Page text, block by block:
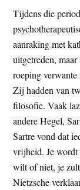
Tijdens die
aanraking met
uitgetreden,
roeping
Zij hadden van
filosofie. Vaak
andere Hegel,
Sartre vond dat
vrijheid. Je wordt
wilt of niet, je
Nietzsche